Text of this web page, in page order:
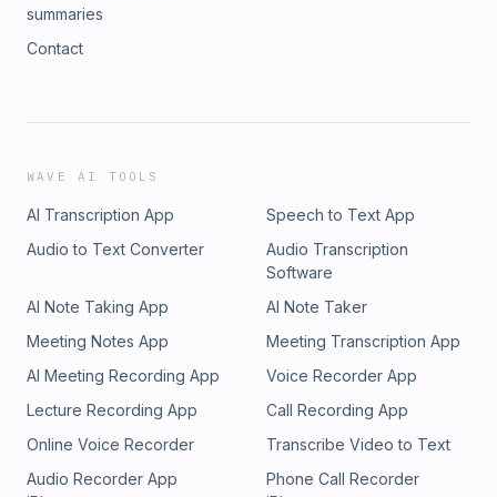
summaries
Contact
WAVE AI TOOLS
AI Transcription App
Speech to Text App
Audio to Text Converter
Audio Transcription
Software
AI Note Taking App
AI Note Taker
Meeting Notes App
Meeting Transcription App
AI Meeting Recording App
Voice Recorder App
Lecture Recording App
Call Recording App
Online Voice Recorder
Transcribe Video to Text
Audio Recorder App
Phone Call Recorder